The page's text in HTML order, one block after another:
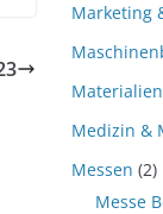
Marketing
Medizin &
Messen (2)
Messe